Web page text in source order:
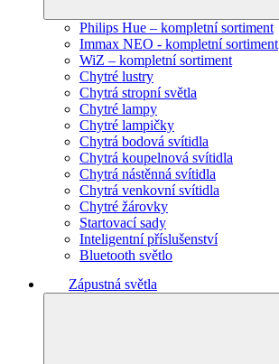
Philips Hue – kompletní sortiment
Immax NEO - kompletní sortiment
WiZ – kompletní sortiment
Chytré lustry
Chytrá stropní světla
Chytré lampy
Chytré lampičky
Chytrá bodová svítidla
Chytrá koupelnová svítidla
Chytrá nástěnná svítidla
Chytrá venkovní svítidla
Chytré žárovky
Startovací sady
Inteligentní příslušenství
Bluetooth světlo
Zápustná světla